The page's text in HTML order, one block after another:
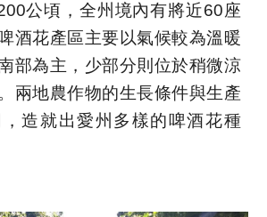
公頃，全州境內有將近60座
酒花產區主要以氣候較為溫暖
部為主，少部分則位於稍微涼
兩地農作物的生長條件與生產
造就出愛州多樣的啤酒花種